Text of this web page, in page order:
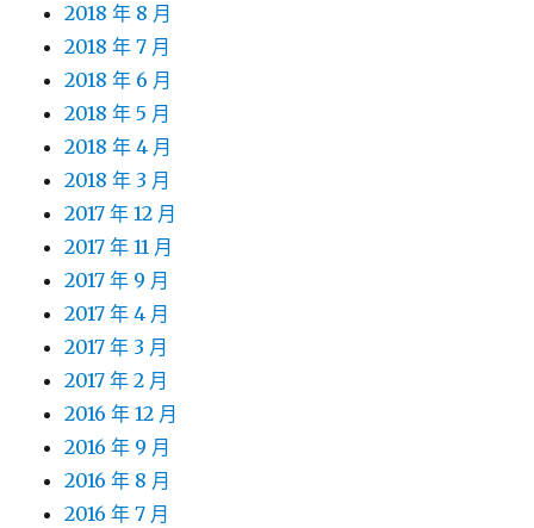
2018 年 8 月
2018 年 7 月
2018 年 6 月
2018 年 5 月
2018 年 4 月
2018 年 3 月
2017 年 12 月
2017 年 11 月
2017 年 9 月
2017 年 4 月
2017 年 3 月
2017 年 2 月
2016 年 12 月
2016 年 9 月
2016 年 8 月
2016 年 7 月